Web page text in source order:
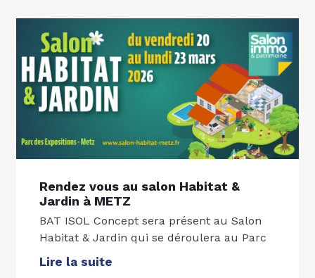
Rendez vous au salon Habitat &
Jardin à METZ
BAT ISOL Concept sera présent au Salon
Habitat & Jardin qui se déroulera au Parc
Lire la suite